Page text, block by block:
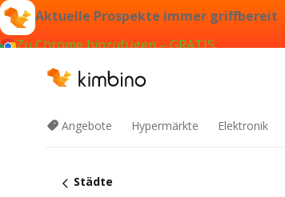
Aktuelle Prospekte immer griffbereit
Zu Chrome hinzufügen – GRATIS
Angebote Hypermärkte Elektronik
Städte